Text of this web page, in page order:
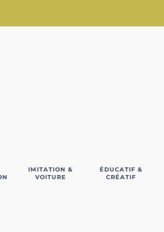
IMITATION &
VOITURE
ÉDUCATIF &
CRÉATIF